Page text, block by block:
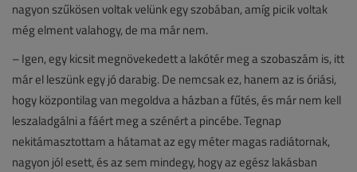
nagyon szűkösen voltak velünk egy szobában, amíg picik voltak
még elment valahogy, de ma már nem.
– Igen, egy kicsit megnövekedett a lakótér meg a szobaszám is, itt
már el leszünk egy jó darabig. De nemcsak ez, hanem az is óriási,
hogy központilag van megoldva a házban a fűtés, és már nem kell
leszaladgálni a fáért meg a szénért a pincébe. Tegnap
nekitámasztottam a hátamat az egy méter magas radiátornak,
nagyon jól esett, és az sem mindegy, hogy az egész lakásban